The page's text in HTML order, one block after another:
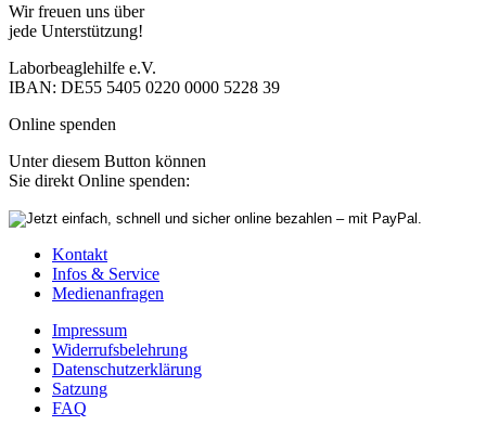
Wir freuen uns über
jede Unterstützung!
Laborbeaglehilfe e.V.
IBAN: DE55 5405 0220 0000 5228 39
Online spenden
Unter diesem Button können
Sie direkt Online spenden:
Kontakt
Infos & Service
Medienanfragen
Impressum
Widerrufsbelehrung
Datenschutzerklärung
Satzung
FAQ